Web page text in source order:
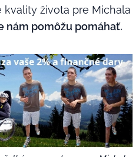
života pre Michala
nám pomôžu pomáhať.